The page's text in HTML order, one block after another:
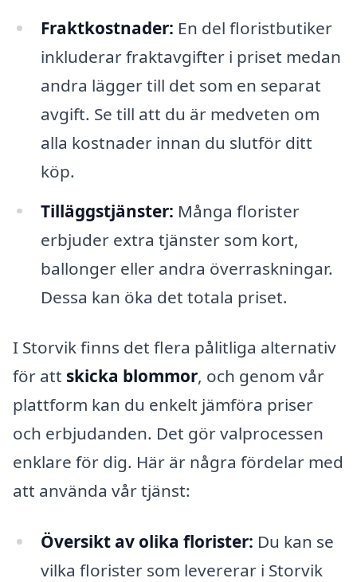
Fraktkostnader: En del floristbutiker
inkluderar fraktavgifter i priset medan
andra lägger till det som en separat
avgift. Se till att du är medveten om
alla kostnader innan du slutför ditt
köp.
Tilläggstjänster: Många florister
erbjuder extra tjänster som kort,
ballonger eller andra överraskningar.
Dessa kan öka det totala priset.
I Storvik finns det flera pålitliga alternativ
för att skicka blommor, och genom vår
plattform kan du enkelt jämföra priser
och erbjudanden. Det gör valprocessen
enklare för dig. Här är några fördelar med
att använda vår tjänst:
Översikt av olika florister: Du kan se
vilka florister som levererar i Storvik